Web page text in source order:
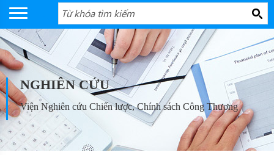
NGHIÊN CỨU
Viện Nghiên cứu Chiến lược, Chính sách Công Thương